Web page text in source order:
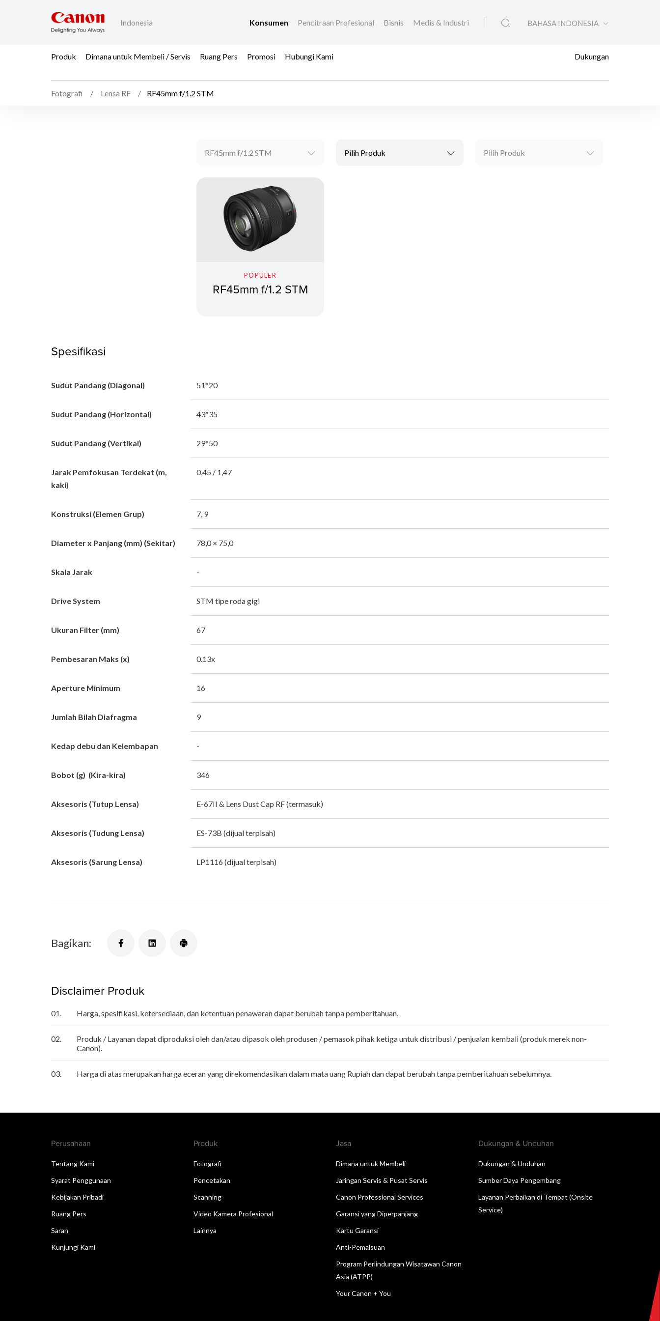
Indonesia Konsumen Pencitraan Profesional Bisnis Medis & Industri BAHASA INDONESIA
Produk Dimana untuk Membeli / Servis Ruang Pers Promosi Hubungi Kami Dukungan
Fotografi Lensa RF RF45mm f/1.2 STM
RF45mm f/1.2 STM Pilih Produk Pilih Produk
POPULER
RF45mm f/1.2 STM
Spesifikasi
Sudut Pandang (Diagonal) 51°20
Sudut Pandang (Horizontal) 43°35
Sudut Pandang (Vertikal) 29°50
Jarak Pemfokusan Terdekat (m,
kaki)
0,45 / 1,47
Konstruksi (Elemen Grup) 7, 9
Diameter x Panjang (mm) (Sekitar) 78,0 × 75,0
Skala Jarak -
Drive System STM tipe roda gigi
Ukuran Filter (mm) 67
Pembesaran Maks (x) 0.13x
Aperture Minimum 16
Jumlah Bilah Diafragma 9
Kedap debu dan Kelembapan -
Bobot (g) (Kira-kira) 346
Aksesoris (Tutup Lensa) E-67II & Lens Dust Cap RF (termasuk)
Aksesoris (Tudung Lensa) ES-73B (dijual terpisah)
Aksesoris (Sarung Lensa) LP1116 (dijual terpisah)
Bagikan:
Disclaimer Produk
01. Harga, spesifikasi, ketersediaan, dan ketentuan penawaran dapat berubah tanpa pemberitahuan.
02.
Produk / Layanan dapat diproduksi oleh dan/atau dipasok oleh produsen / pemasok pihak ketiga untuk distribusi / penjualan kembali (produk merek non-
Canon).
03. Harga di atas merupakan harga eceran yang direkomendasikan dalam mata uang Rupiah dan dapat berubah tanpa pemberitahuan sebelumnya.
Perusahaan
Tentang Kami
Syarat Penggunaan
Kebijakan Pribadi
Ruang Pers
Saran
Kunjungi Kami
Produk
Fotografi
Pencetakan
Scanning
Video Kamera Profesional
Lainnya
Jasa
Dimana untuk Membeli
Jaringan Servis & Pusat Servis
Canon Professional Services
Garansi yang Diperpanjang
Kartu Garansi
Anti-Pemalsuan
Program Perlindungan Wisatawan Canon
Asia (ATPP)
Your Canon + You
Dukungan & Unduhan
Dukungan & Unduhan
Sumber Daya Pengembang
Layanan Perbaikan di Tempat (Onsite
Service)